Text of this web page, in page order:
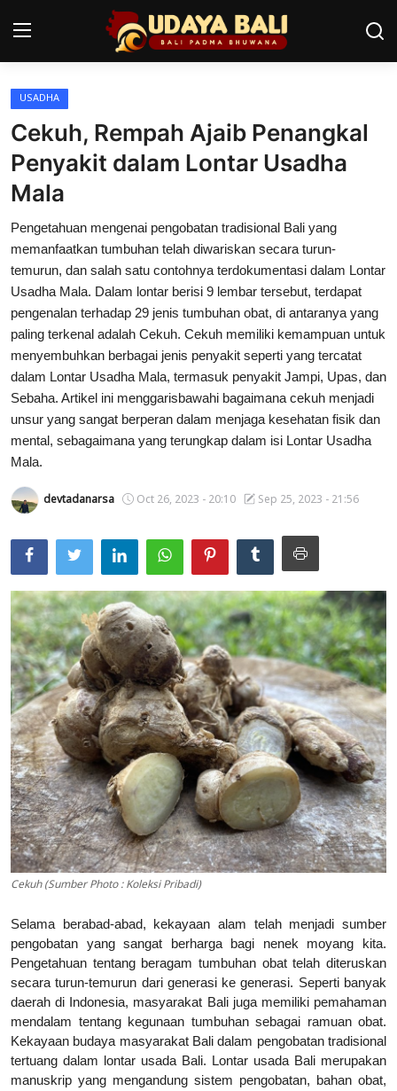
Home
Pura
Desa Adat
Tradisi
Kearifan lokal
Alam Bali
Seni
Kisah
Usadha
USADHA
Cekuh, Rempah Ajaib Penangkal
Penyakit dalam Lontar Usadha
Mala
Pengetahuan mengenai pengobatan tradisional Bali yang
memanfaatkan tumbuhan telah diwariskan secara turun-
temurun, dan salah satu contohnya terdokumentasi dalam Lontar
Usadha Mala. Dalam lontar berisi 9 lembar tersebut, terdapat
pengenalan terhadap 29 jenis tumbuhan obat, di antaranya yang
paling terkenal adalah Cekuh. Cekuh memiliki kemampuan untuk
menyembuhkan berbagai jenis penyakit seperti yang tercatat
dalam Lontar Usadha Mala, termasuk penyakit Jampi, Upas, dan
Sebaha. Artikel ini menggarisbawahi bagaimana cekuh menjadi
unsur yang sangat berperan dalam menjaga kesehatan fisik dan
mental, sebagaimana yang terungkap dalam isi Lontar Usadha
Mala.
devtadanarsa Oct 26, 2023 - 20:10 Sep 25, 2023 - 21:56
Cekuh (Sumber Photo : Koleksi Pribadi)
Selama berabad-abad, kekayaan alam telah menjadi sumber
pengobatan yang sangat berharga bagi nenek moyang kita.
Pengetahuan tentang beragam tumbuhan obat telah diteruskan
secara turun-temurun dari generasi ke generasi. Seperti banyak
daerah di Indonesia, masyarakat Bali juga memiliki pemahaman
mendalam tentang kegunaan tumbuhan sebagai ramuan obat.
Kekayaan budaya masyarakat Bali dalam pengobatan tradisional
tertuang dalam lontar usada Bali. Lontar usada Bali merupakan
manuskrip yang mengandung sistem pengobatan, bahan obat,